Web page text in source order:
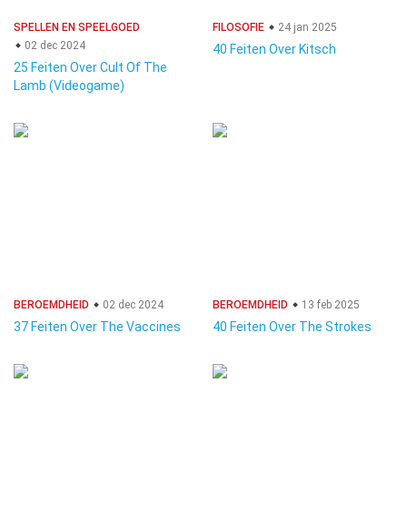
SPELLEN EN SPEELGOED
02 dec 2024
25 Feiten Over Cult Of The
Lamb (Videogame)
FILOSOFIE 24 jan 2025
40 Feiten Over Kitsch
BEROEMDHEID 02 dec 2024
37 Feiten Over The Vaccines
BEROEMDHEID 13 feb 2025
40 Feiten Over The Strokes